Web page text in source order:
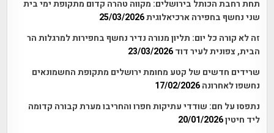
תחת רחבת הכותל בירושלים: מקווה טהרה קדום מתקופת ימי בית
שני נחשף בחפירה ארכיאלוגית25/03/2026
זה לא קורה כל יום: תליון מנורה נדיר נחשף בחפירות למרגלות הר
הבית, צפונית לעיר דוד 23/03/2026
שרידים חדשים של קטע מחומת ירושלים מתקופת החשמונאים
נחשפו לאחרונה 17/02/2026
נתפסו על חם: שודדי עתיקות חפרו והחריבו מערת קבורה קדומה
ליד חיטין20/01/2026